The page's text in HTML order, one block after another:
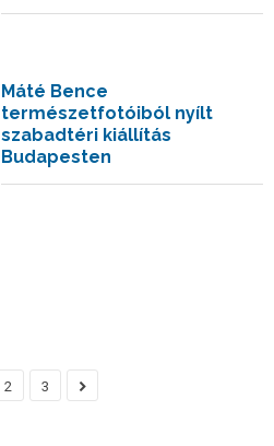
Máté Bence
természetfotóiból nyílt
szabadtéri kiállítás
Budapesten
2 3